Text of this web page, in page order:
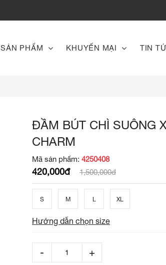
SẢN PHẨM KHUYẾN MẠI TIN
ĐẦM BÚT CHÌ SUÔNG
CHARM
Mã sản phẩm: 4250408
420,000đ 1,500,000đ
S M L XL
Hướng dẫn chọn size